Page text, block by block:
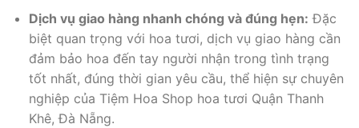
Dịch vụ giao hàng nhanh chóng và đúng hẹn: Đặc
biệt quan trọng với hoa tươi, dịch vụ giao hàng cần
đảm bảo hoa đến tay người nhận trong tình trạng
tốt nhất, đúng thời gian yêu cầu, thể hiện sự chuyên
nghiệp của Tiệm Hoa Shop hoa tươi Quận Thanh
Khê, Đà Nẵng.